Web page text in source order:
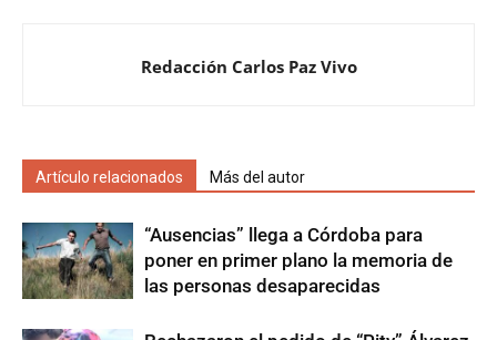
Redacción Carlos Paz Vivo
Artículo relacionados Más del autor
“Ausencias” llega a Córdoba para
poner en primer plano la memoria de
las personas desaparecidas